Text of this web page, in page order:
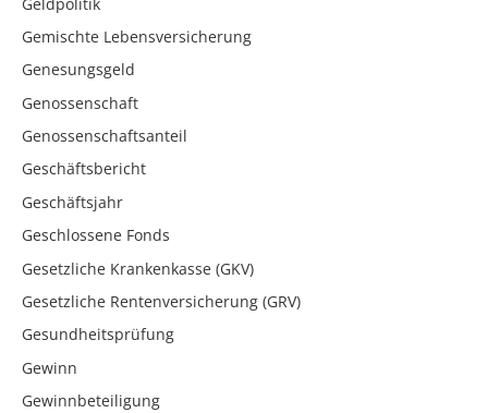
Gemischte Lebensversicherung
Genesungsgeld
Genossenschaft
Genossenschaftsanteil
Geschäftsbericht
Geschäftsjahr
Geschlossene Fonds
Gesetzliche Krankenkasse (GKV)
Gesetzliche Rentenversicherung (GRV)
Gesundheitsprüfung
Gewinn
Gewinnbeteiligung